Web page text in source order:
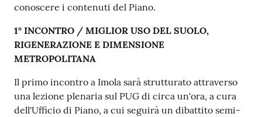
conoscere i contenuti del Piano.
1° INCONTRO / MIGLIOR USO DEL SUOLO,
RIGENERAZIONE E DIMENSIONE
METROPOLITANA
Il primo incontro a Imola sarà strutturato attraverso
una lezione plenaria sul PUG di circa un'ora, a cura
dell'Ufficio di Piano, a cui seguirà un dibattito semi-